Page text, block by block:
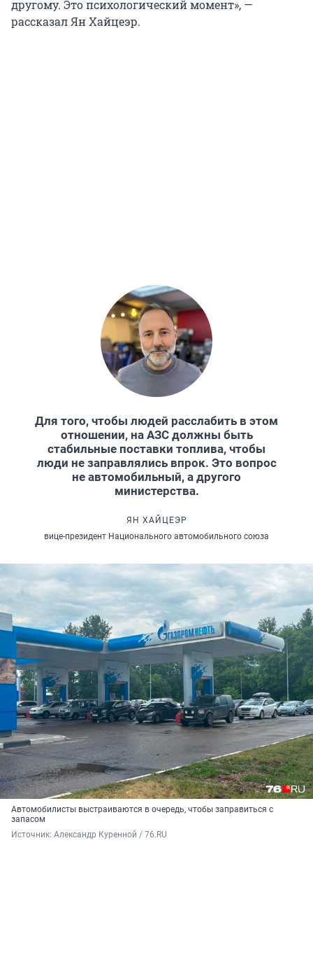
другому. Это психологический момент», —
рассказал Ян Хайцеэр.
Для того, чтобы людей расслабить в этом
отношении, на АЗС должны быть
стабильные поставки топлива, чтобы
люди не заправлялись впрок. Это вопрос
не автомобильный, а другого
министерства.
ЯН ХАЙЦЕЭР
вице-президент Национального автомобильного союза
Автомобилисты выстраиваются в очередь, чтобы заправиться с
запасом
Источник: Александр Куренной / 76.RU